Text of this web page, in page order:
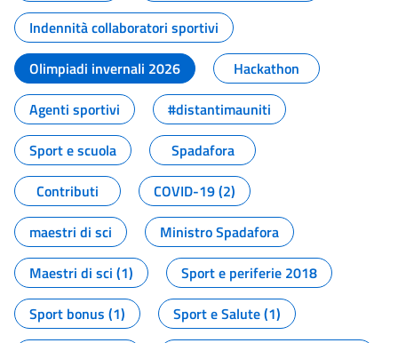
Indennità collaboratori sportivi
Olimpiadi invernali 2026
Hackathon
Agenti sportivi
#distantimauniti
Sport e scuola
Spadafora
Contributi
COVID-19 (2)
maestri di sci
Ministro Spadafora
Maestri di sci (1)
Sport e periferie 2018
Sport bonus (1)
Sport e Salute (1)